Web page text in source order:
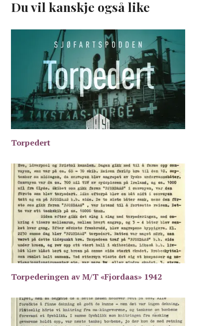
Du vil kanskje også like
Torpedert
Torpederingen av M/T «Fjordaas» 1942